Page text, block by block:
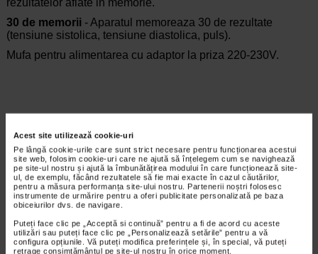
Acest site utilizează cookie-uri
Pe lângă cookie-urile care sunt strict necesare pentru funcționarea acestui
site web, folosim cookie-uri care ne ajută să înțelegem cum se navighează
pe site-ul nostru și ajută la îmbunătățirea modului în care funcționează site-
ul, de exemplu, făcând rezultatele să fie mai exacte în cazul căutărilor,
pentru a măsura performanța site-ului nostru. Partenerii noștri folosesc
instrumente de urmărire pentru a oferi publicitate personalizată pe baza
obiceiurilor dvs. de navigare.
Puteți face clic pe „Acceptă si continuă” pentru a fi de acord cu aceste
utilizări sau puteți face clic pe „Personalizează setările” pentru a vă
configura opțiunile. Vă puteți modifica preferințele și, în special, vă puteți
retrage consimțământul pe site-ul nostru în orice moment.
rezultatelor aflate in memorie.
30 de memorii - Aparatul memoreaza 30 de rezultate
(tensiune sistolica, tensiune diastolica, puls).
Mufa pentru alimentarea cu adaptor la priza 220-230V.
*Pentru pret te asteptam in cea mai apropiata farmacie Catena
CELE MAI RECENTE ARTICOLE
Cum sa va dezvoltati inteligenta emotionala:
metode prin care va puteti imbunatati EQ-ul
Boli neurologice si psihice
Inteligenta emotionala (EQ) se refera la
capacitatea de a identifica si gestiona